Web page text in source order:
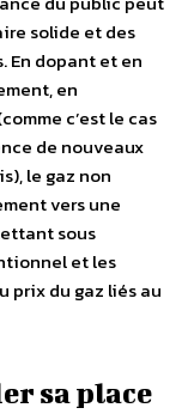
solide et des
En dopant et en
en
c’est le cas
de nouveaux
le gaz non
vers une
sous
et les
prix du gaz liés au
sa place